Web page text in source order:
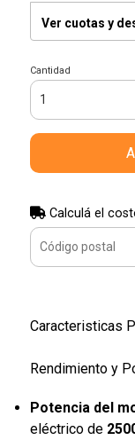
Ver cuotas y
Cantidad
Calculá el
Caracteristicas
Rendimiento y
Potencia del
eléctrico de